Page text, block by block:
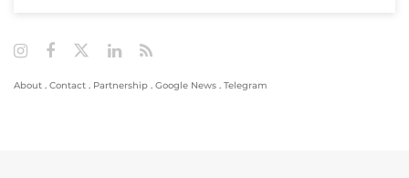
About . Contact . Partnership . Google News . Telegram